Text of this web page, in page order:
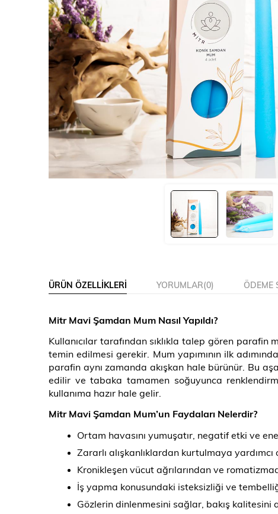
ÜRÜN ÖZELLIKLERI YORUMLAR(0) ÖDEME
Mitr Mavi Şamdan Mum Nasıl Yapıldı?
Kullanıcılar tarafından sıklıkla talep gören parafin
temin edilmesi gerekir. Mum yapımının ilk
parafin aynı zamanda akışkan hale bürünür. Bu
edilir ve tabaka tamamen soğuyunca
kullanıma hazır hale gelir.
Mitr Mavi Şamdan Mum’un Faydaları Nelerdir?
Ortam havasını yumuşatır, negatif etki ve
Zararlı alışkanlıklardan kurtulmaya yardımcı
Kronikleşen vücut ağrılarından ve
İş yapma konusundaki isteksizliği ve
Gözlerin dinlenmesini sağlar, bakış kalitesini